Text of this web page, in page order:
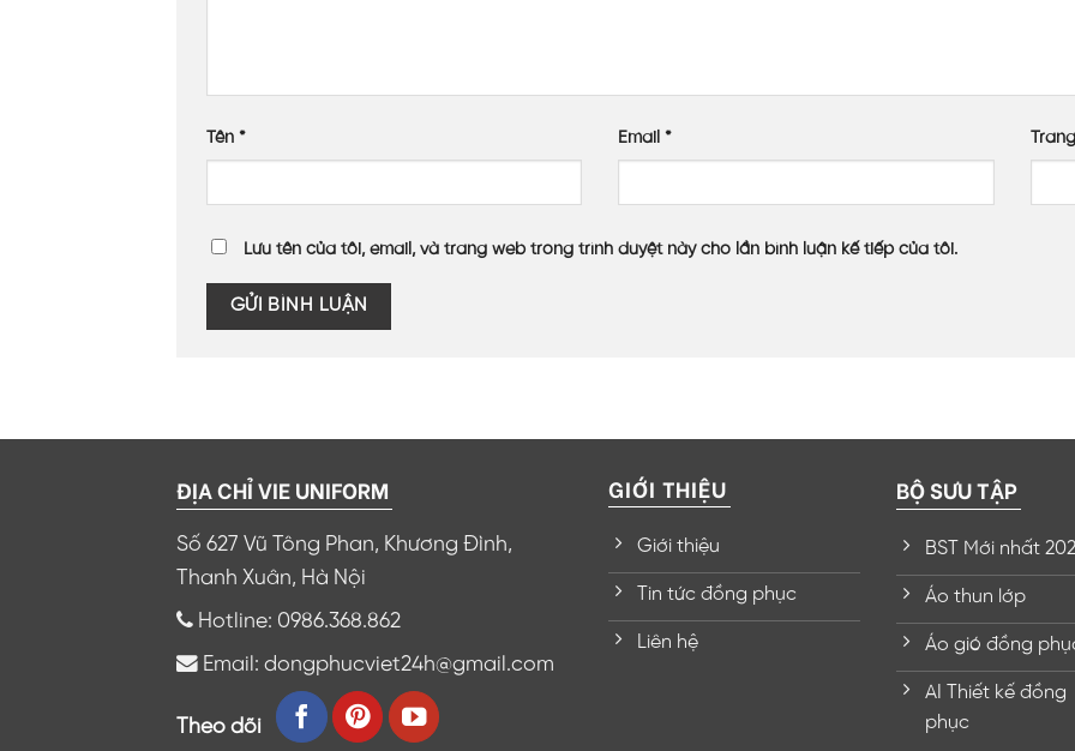
Tên * Email*
Lưu tên của tôi, email, và trang web trong trình duyệt này cho lần bình luận kế tiếp của tôi.
ĐỊA CHỈ VIE UNIFORM
Số 627 Vũ Tông Phan, Khương Đình,
Thanh Xuân, Hà Nội
Hotline: 0986.368.862
Email: dongphucviet24h@gmail.com
Theo dõi
GIỚI THIỆU
Giới thiệu
Tin tức đồng phục
Liên hệ
BỘ SƯU TẬP
BST Mới nhất
Áo thun lớp
Áo gió đồng
AI Thiết kế đồng
phục